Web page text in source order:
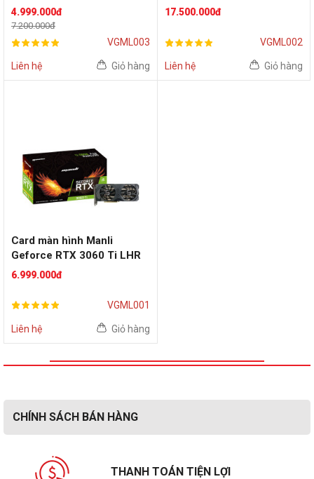
4.999.000đ
7.200.000đ
VGML003
Liên hệ Giỏ hàng
12GB
17.500.000đ
VGML002
Liên hệ Giỏ hàng
Card màn hình Manli
Geforce RTX 3060 Ti LHR
8GB
6.999.000đ
VGML001
Liên hệ Giỏ hàng
CHÍNH SÁCH BÁN HÀNG
THANH TOÁN TIỆN LỢI